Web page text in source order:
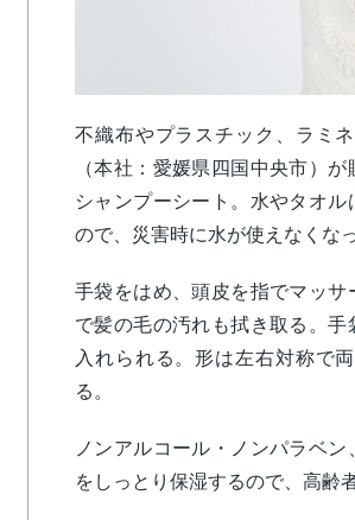
不織布やプラスチック、ラミ
（本社：愛媛県四国中央市）
シャンプーシート。水やタオ
ので、災害時に水が使えなくな
手袋をはめ、頭皮を指でマッ
で髪の毛の汚れも拭き取る。
入れられる。形は左右対称で
る。
ノンアルコール・ノンパラベ
をしっとり保湿するので、高齢